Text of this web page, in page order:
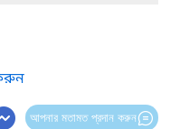
আপনার মতামত প্রদান করুন